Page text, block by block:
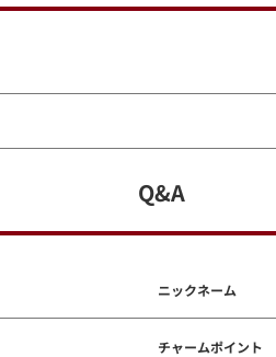
Q&A
ニックネーム
チャームポイント